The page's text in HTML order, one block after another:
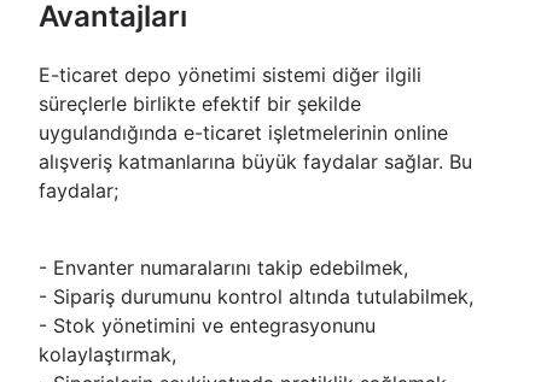
Avantajları
E-ticaret depo yönetimi sistemi diğer ilgili
süreçlerle birlikte efektif bir şekilde
uygulandığında e-ticaret işletmelerinin online
alışveriş katmanlarına büyük faydalar sağlar. Bu
faydalar;
- Envanter numaralarını takip edebilmek,
- Sipariş durumunu kontrol altında tutulabilmek,
- Stok yönetimini ve entegrasyonunu
kolaylaştırmak,